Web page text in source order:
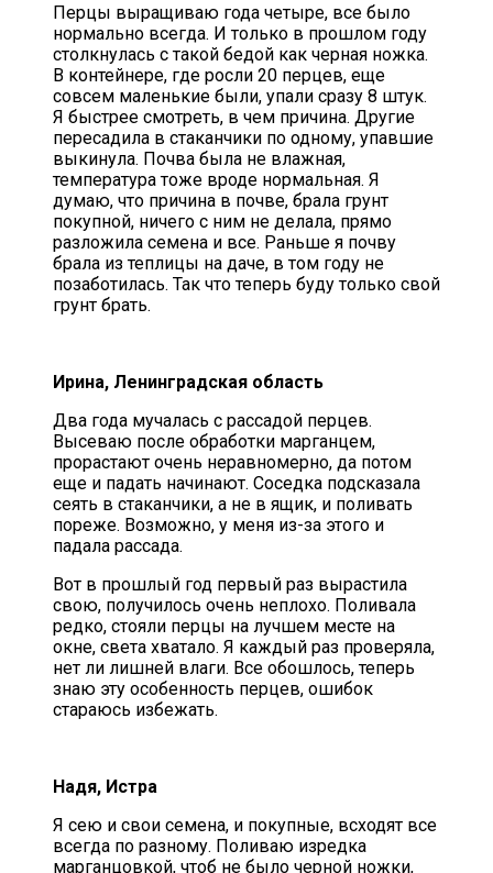
Перцы выращиваю года четыре, все было
нормально всегда. И только в прошлом году
столкнулась с такой бедой как черная ножка.
В контейнере, где росли 20 перцев, еще
совсем маленькие были, упали сразу 8 штук.
Я быстрее смотреть, в чем причина. Другие
пересадила в стаканчики по одному, упавшие
выкинула. Почва была не влажная,
температура тоже вроде нормальная. Я
думаю, что причина в почве, брала грунт
покупной, ничего с ним не делала, прямо
разложила семена и все. Раньше я почву
брала из теплицы на даче, в том году не
позаботилась. Так что теперь буду только свой
грунт брать.
Ирина, Ленинградская область
Два года мучалась с рассадой перцев.
Высеваю после обработки марганцем,
прорастают очень неравномерно, да потом
еще и падать начинают. Соседка подсказала
сеять в стаканчики, а не в ящик, и поливать
пореже. Возможно, у меня из-за этого и
падала рассада.
Вот в прошлый год первый раз вырастила
свою, получилось очень неплохо. Поливала
редко, стояли перцы на лучшем месте на
окне, света хватало. Я каждый раз проверяла,
нет ли лишней влаги. Все обошлось, теперь
знаю эту особенность перцев, ошибок
стараюсь избежать.
Надя, Истра
Я сею и свои семена, и покупные, всходят все
всегда по разному. Поливаю изредка
марганцовкой, чтоб не было черной ножки,